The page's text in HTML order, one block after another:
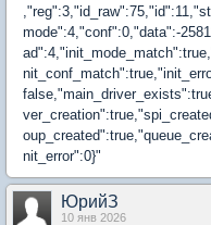
mode":4,"conf":0,"data":-
nit_error":0}"
ЮрийЗ
10 янв 2026